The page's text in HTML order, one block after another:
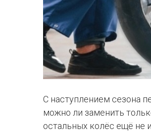
С наступлением сезона
можно ли заменить
остальных колёс ещё не